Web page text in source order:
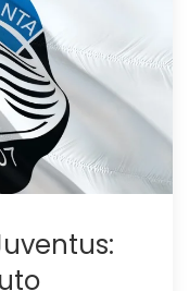
pilastro
Sarri